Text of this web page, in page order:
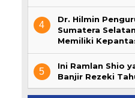
4
Dr. Hilmin
Sumatera
Memiliki
5
Ini Ramlan Shio
Banjir Rezeki